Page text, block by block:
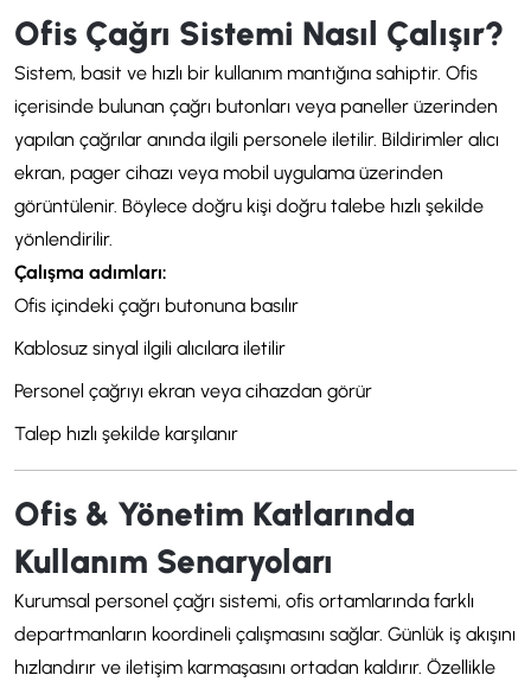
Ofis Çağrı Sistemi Nasıl Çalışır?
Sistem, basit ve hızlı bir kullanım mantığına sahiptir. Ofis
içerisinde bulunan çağrı butonları veya paneller üzerinden
yapılan çağrılar anında ilgili personele iletilir. Bildirimler alıcı
ekran, pager cihazı veya mobil uygulama üzerinden
görüntülenir. Böylece doğru kişi doğru talebe hızlı şekilde
yönlendirilir.
Çalışma adımları:
Ofis içindeki çağrı butonuna basılır
Kablosuz sinyal ilgili alıcılara iletilir
Personel çağrıyı ekran veya cihazdan görür
Talep hızlı şekilde karşılanır
Ofis & Yönetim Katlarında
Kullanım Senaryoları
Kurumsal personel çağrı sistemi, ofis ortamlarında farklı
departmanların koordineli çalışmasını sağlar. Günlük iş akışını
hızlandırır ve iletişim karmaşasını ortadan kaldırır. Özellikle